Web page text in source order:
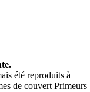
été reproduits à
de couvert Primeurs